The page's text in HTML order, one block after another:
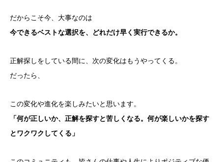
だからこそ今、大事なのは
今できるベストな選択を、どれだけ早く実行できるか。
正解探しをしている間に、次の変化はもうやってくる。
だったら、
この変化や進化を楽しみたいと思います。
「何が正しいか、正解を探すと苦しくなる。何が楽しいかを探す
とワクワクしてくる」